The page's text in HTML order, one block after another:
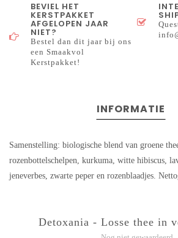
BEVIEL HET
KERSTPAKKET
AFGELOPEN JAAR
NIET?
Bestel dan dit jaar bij ons
een Smaakvol
Kerstpakket!
INFORMATIE
Samenstelling: biologische blend van groene
rozenbottelschelpen, kurkuma, witte hibiscus,
jeneverbes, zwarte peper en rozenblaadjes.
Detoxania - Losse thee in